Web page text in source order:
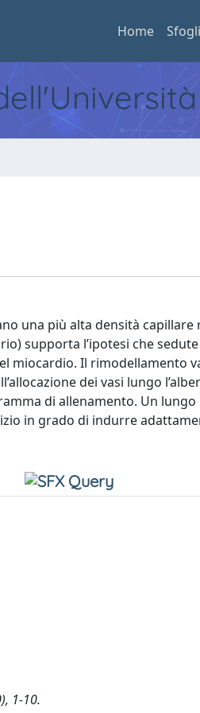
Home
una più alta densità capillare
supporta l’ipotesi che
miocardio. Il rimodellamento
dei vasi lungo
di allenamento. Un lungo
in grado di indurre
1-10.